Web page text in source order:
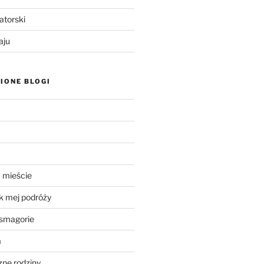
BLOGI
mieście
mej podróży